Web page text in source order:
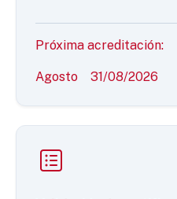
Próxima acreditación:
Agosto 31/08/2026